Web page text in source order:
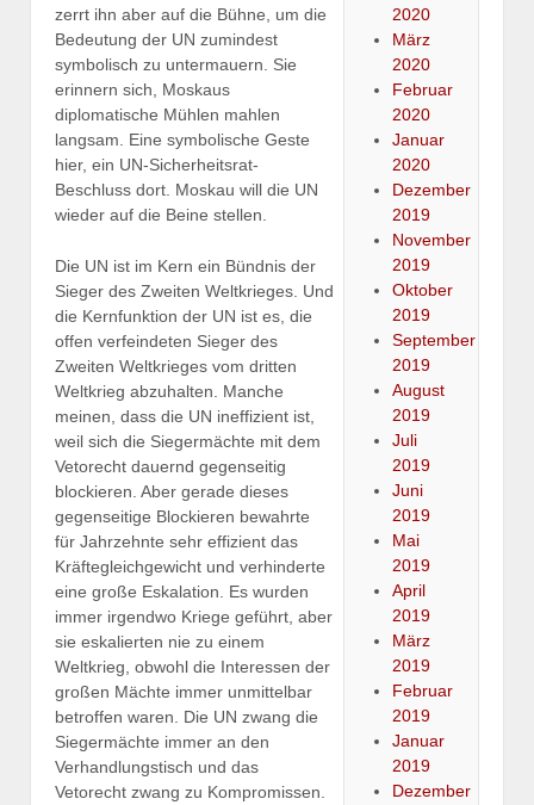
zerrt ihn aber auf die Bühne, um die
Bedeutung der UN zumindest
symbolisch zu untermauern. Sie
erinnern sich, Moskaus
diplomatische Mühlen mahlen
langsam. Eine symbolische Geste
hier, ein UN-Sicherheitsrat-
Beschluss dort. Moskau will die UN
wieder auf die Beine stellen.
Die UN ist im Kern ein Bündnis der
Sieger des Zweiten Weltkrieges. Und
die Kernfunktion der UN ist es, die
offen verfeindeten Sieger des
Zweiten Weltkrieges vom dritten
Weltkrieg abzuhalten. Manche
meinen, dass die UN ineffizient ist,
weil sich die Siegermächte mit dem
Vetorecht dauernd gegenseitig
blockieren. Aber gerade dieses
gegenseitige Blockieren bewahrte
für Jahrzehnte sehr effizient das
Kräftegleichgewicht und verhinderte
eine große Eskalation. Es wurden
immer irgendwo Kriege geführt, aber
sie eskalierten nie zu einem
Weltkrieg, obwohl die Interessen der
großen Mächte immer unmittelbar
betroffen waren. Die UN zwang die
Siegermächte immer an den
Verhandlungstisch und das
Vetorecht zwang zu Kompromissen.
2020
März
2020
Februar
2020
Januar
2020
Dezember
2019
November
2019
Oktober
2019
September
2019
August
2019
Juli
2019
Juni
2019
Mai
2019
April
2019
März
2019
Februar
2019
Januar
2019
Dezember